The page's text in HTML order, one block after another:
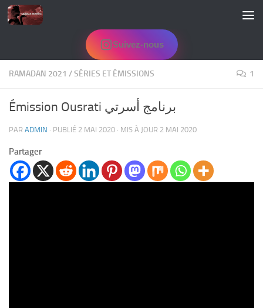
Skip to content
Suivez-nous
RAMADAN 2021 /SÉRIES ET ÉMISSIONS 1
Émission Ousrati برنامج أسرتي
PAR ADMIN · PUBLIÉ 2 MAI 2020 · MIS À JOUR 2 MAI 2020
Partager